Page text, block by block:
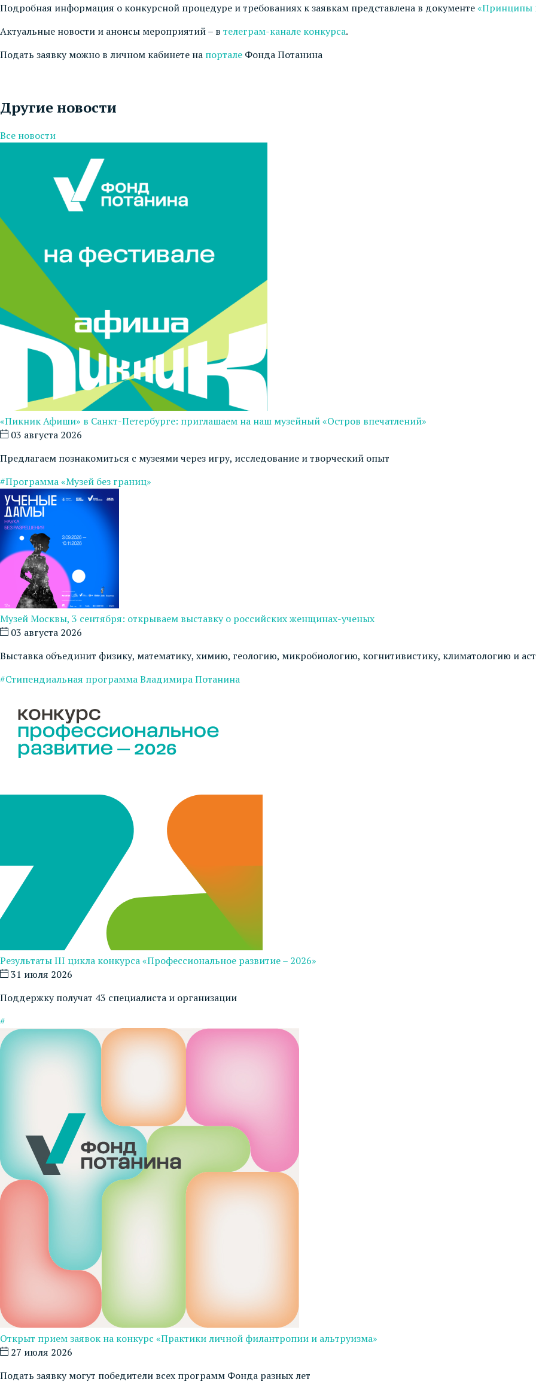
Подробная информация о конкурсной процедуре и требованиях к заявкам представлена в документе«Принципы
Актуальные новости и анонсы мероприятий – в телеграм-канале конкурса.
Подать заявку можно в личном кабинете на портале Фонда Потанина
Другие новости
Все новости
«Пикник Афиши» в Санкт-Петербурге: приглашаем на наш музейный «Остров впечатлений»
03 августа 2026
Предлагаем познакомиться с музеями через игру, исследование и творческий опыт
#Программа «Музей без границ»
Музей Москвы, 3 сентября: открываем выставку о российских женщинах-ученых
03 августа 2026
Выставка объединит физику, математику, химию, геологию, микробиологию, когнитивистику, климатологию и
#Стипендиальная программа Владимира Потанина
Результаты III цикла конкурса «Профессиональное развитие – 2026»
31 июля 2026
Поддержку получат 43 специалиста и организации
#
Открыт прием заявок на конкурс «Практики личной филантропии и альтруизма»
27 июля 2026
Подать заявку могут победители всех программ Фонда разных лет